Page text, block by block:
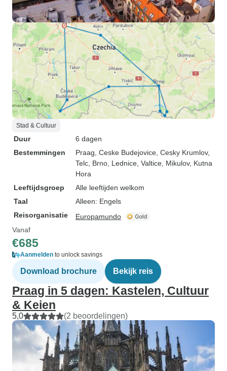
Stad & Cultuur
Duur
6 dagen
Bestemmingen
Praag , Ceske Budejovice , Cesky Krumlov,
Telc , Brno , Lednice , Valtice , Mikulov, Kutna
Hora
Leeftijdsgroep
Alle leeftijden welkom
Taal
Alleen: Engels
Reisorganisatie
Europamundo
Vanaf
€685
Aanmelden to unlock savings
Download brochure Bekijk reis
Praag in 5 dagen: Kastelen, Cultuur
& Keien
5,0 (2 beoordelingen)